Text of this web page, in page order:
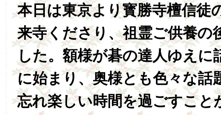
本日は東京より寳勝寺檀信徒
来寺くださり、祖霊ご供養の
した。額様が碁の達人ゆえに
に始まり、奥様とも色々な話
忘れ楽しい時間を過ごすこと